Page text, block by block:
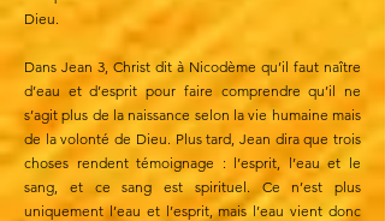
Dieu.
Dans Jean 3, Christ dit à Nicodème qu’il faut naître
d’eau et d’esprit pour faire comprendre qu’il ne
s’agit plus de la naissance selon la vie humaine mais
de la volonté de Dieu. Plus tard, Jean dira que trois
choses rendent témoignage : l’esprit, l’eau et le
sang, et ce sang est spirituel. Ce n’est plus
uniquement l’eau et l’esprit, mais l’eau vient donc